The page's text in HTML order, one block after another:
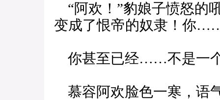
“阿欢！”豹娘子愤怒的
变成了恨帝的奴隶！你
你甚至已经……不是一
慕容阿欢脸色一寒，语